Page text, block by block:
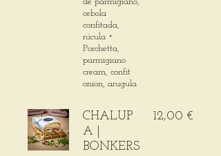
cebola
confitada,
rúcula・
Porchetta,
parmigiano
cream, confit
onion, arugula
CHALUP
A |
BONKERS
12,00 €